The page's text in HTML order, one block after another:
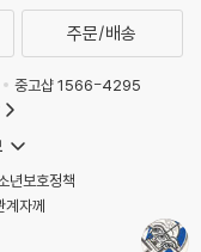
주문/배송
중고샵 1566-4295
년보호정책
계자께